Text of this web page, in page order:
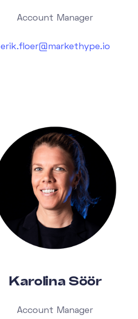
Account Manager
erik.floer@markethype.io
Karolina Söör
Account Manager